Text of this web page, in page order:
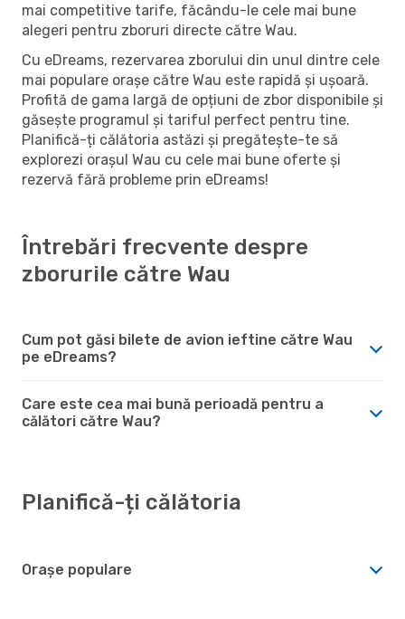
mai competitive tarife, făcându-le cele mai bune
alegeri pentru zboruri directe către Wau.
Cu eDreams, rezervarea zborului din unul dintre cele
mai populare orașe către Wau este rapidă și ușoară.
Profită de gama largă de opțiuni de zbor disponibile și
găsește programul și tariful perfect pentru tine.
Planifică-ți călătoria astăzi și pregătește-te să
explorezi orașul Wau cu cele mai bune oferte și
rezervă fără probleme prin eDreams!
Întrebări frecvente despre
zborurile către Wau
Cum pot găsi bilete de avion ieftine către Wau
pe eDreams?
Care este cea mai bună perioadă pentru a
călători către Wau?
Planifică-ți călătoria
Orașe populare